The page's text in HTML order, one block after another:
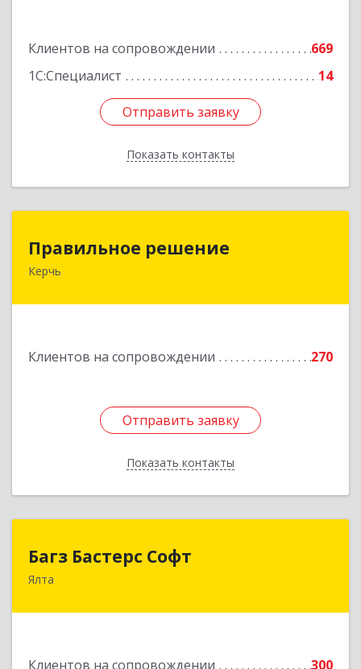
Клиентов на сопровождении
669
1С:Специалист
14
Отправить заявку
Показать контакты
Отправить заявку
Назад
Правильное решение
Керчь
Клиентов на сопровождении 270
Отправить заявку
Показать контакты
298330, Крым Респ, Керчь г, Адмиралтейский
Отправить заявку
Назад
Багз Бастерс Софт
Ялта
Клиентов на сопровождении
300
Багз Бастерс Софт
298603, Крым Респ, Ялта г, Свердлова ул, дом №